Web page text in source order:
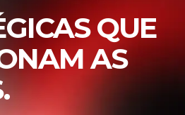
QUE
AS